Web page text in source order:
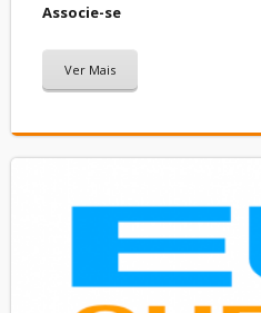
Associe-se
Ver Mais